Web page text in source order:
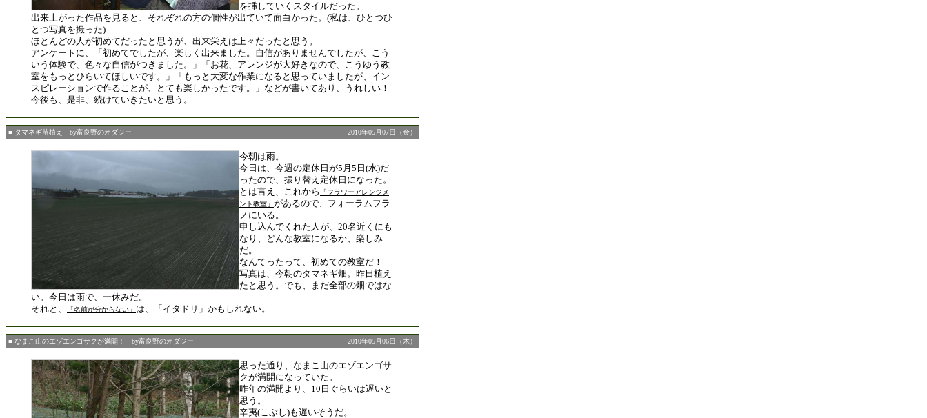
を挿していくスタイルだった。
出来上がった作品を見ると、それぞれの方の個性が出ていて面白かった。(私は、ひとつひ
とつ写真を撮った)
ほとんどの人が初めてだったと思うが、出来栄えは上々だったと思う。
アンケートに、「初めてでしたが、楽しく出来ました。自信がありませんでしたが、こう
いう体験で、色々な自信がつきました。」「お花、アレンジが大好きなので、こうゆう教
室をもっとひらいてほしいです。」「もっと大変な作業になると思っていましたが、イン
スピレーションで作ることが、とても楽しかったです。」などが書いてあり、うれしい！
今後も、是非、続けていきたいと思う。
■ タマネギ苗植え by富良野のオダジー 2010年05月07日（金）
今朝は雨。
今日は、今週の定休日が5月5日(水)だ
ったので、振り替え定休日になった。
とは言え、これから
「フラワーアレンジメ
ント教室」 があるので、フォーラムフラ
ノにいる。
申し込んでくれた人が、20名近くにも
なり、どんな教室になるか、楽しみ
だ。
なんてったって、初めての教室だ！
写真は、今朝のタマネギ畑。昨日植え
たと思う。でも、まだ全部の畑ではな
い。今日は雨で、一休みだ。
それと、
「名前が分からない」 は、「イタドリ」かもしれない。
■ なまこ山のエゾエンゴサクが満開！ by富良野のオダジー 2010年05月06日（木）
思った通り、なまこ山のエゾエンゴサ
クが満開になっていた。
昨年の満開より、10日ぐらいは遅いと
思う。
辛夷(こぶし)も遅いそうだ。